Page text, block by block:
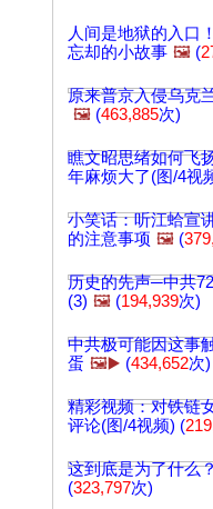
人间是地狱的入口
忘却的小故事 🖼️ (
原来普京入侵乌克
🖼️ (463,885次)
瞧文昭思绪如何飞
年麻烦大了(图/4视
小笑话：听江蛤宣
的注意事项 🖼️ (
历史的先声─中共
(3) 🖼️ (194,939次)
中共极可能因这事
蛋 🖼️▶️ (434,652次)
精彩视频：对铁链
评论(图/4视频) (
这到底是为了什么
(323,797次)